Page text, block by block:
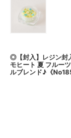
◎【封入】レジン封
モヒート 夏 フルー
ルブレンド♪《